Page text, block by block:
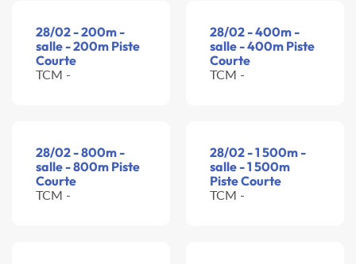
28/02 - 200m -
salle - 200m Piste
Courte
TCM -
28/02 - 400m -
salle - 400m Piste
Courte
TCM -
28/02 - 800m -
salle - 800m Piste
Courte
TCM -
28/02 - 1 500m -
salle - 1 500m
Piste Courte
TCM -